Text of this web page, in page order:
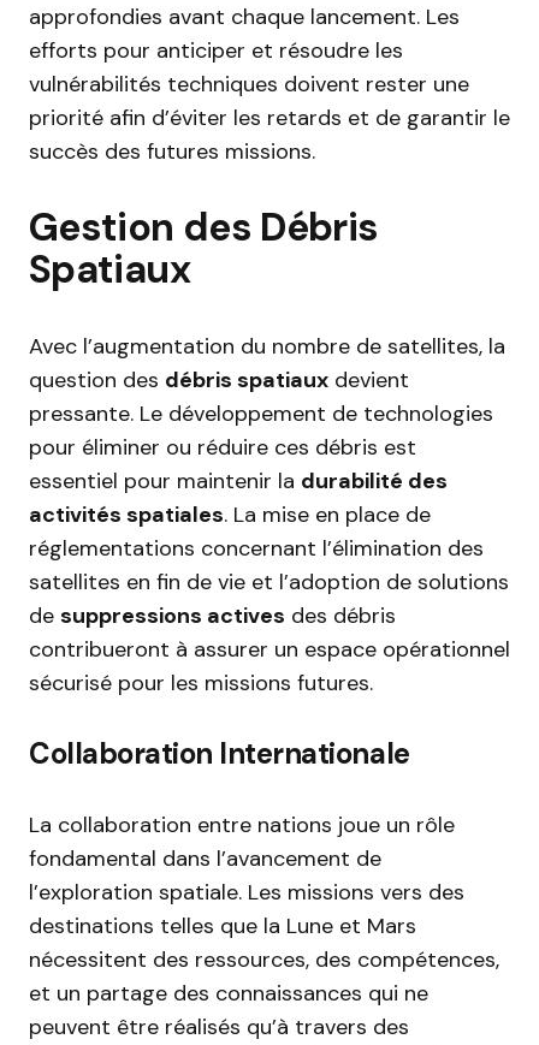
approfondies avant chaque lancement. Les
efforts pour anticiper et résoudre les
vulnérabilités techniques doivent rester une
priorité afin d’éviter les retards et de garantir le
succès des futures missions.
Gestion des Débris
Spatiaux
Avec l’augmentation du nombre de satellites, la
question des débris spatiaux devient
pressante. Le développement de technologies
pour éliminer ou réduire ces débris est
essentiel pour maintenir la durabilité des
activités spatiales. La mise en place de
réglementations concernant l’élimination des
satellites en fin de vie et l’adoption de solutions
de suppressions actives des débris
contribueront à assurer un espace opérationnel
sécurisé pour les missions futures.
Collaboration Internationale
La collaboration entre nations joue un rôle
fondamental dans l’avancement de
l’exploration spatiale. Les missions vers des
destinations telles que la Lune et Mars
nécessitent des ressources, des compétences,
et un partage des connaissances qui ne
peuvent être réalisés qu’à travers des